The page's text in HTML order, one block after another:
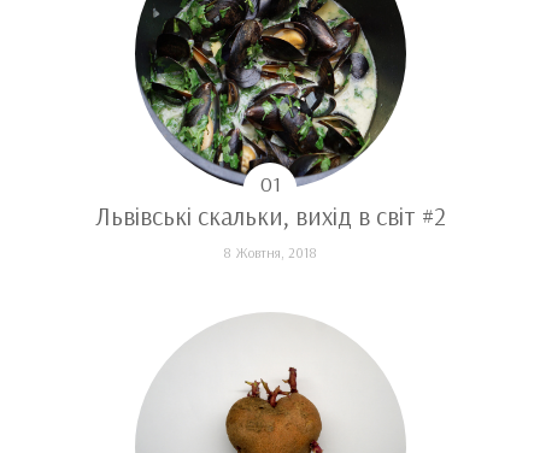
Львівські скальки, вихід в світ #2
8 Жовтня, 2018